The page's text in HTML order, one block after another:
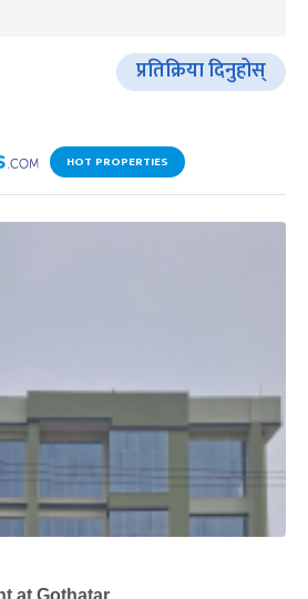
प्रतिक्रिया दिनुहोस्
HOT PROPERTIES
at Gothatar